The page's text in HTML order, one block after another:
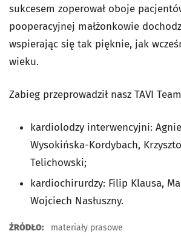
sukcesem zoperował oboje
pooperacyjnej małżonkowie
wspierając się tak pięknie, jak
wieku.
Zabieg przeprowadził nasz TAVI
kardiolodzy interwencyjni:
Wysokińska-Kordybach,
Telichowski;
kardiochirurdzy: Filip Klausa,
Wojciech Nasłuszny.
ŹRÓDŁO: materiały prasowe